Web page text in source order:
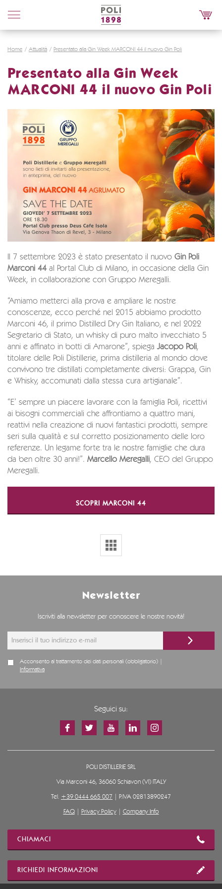
Poli
Distillerie
Home Attualità Presentato alla Gin Week MARCONI 44 il nuovo Gin Poli
Presentato alla Gin Week
MARCONI 44 il nuovo Gin Poli
Il 7 settembre 2023 è stato presentato il nuovo Gin Poli
Marconi 44al Portal Club di Milano, in occasione della Gin
Week, in collaborazione con Gruppo Meregalli.
“Amiamo metterci alla prova e ampliare le nostre
conoscenze, ecco perché nel 2015 abbiamo prodotto
Marconi 46, il primo Distilled Dry Gin Italiano, e nel 2022
Segretario di Stato, un whisky di puro malto invecchiato 5
anni e affinato in botti di Amarone”, spiega Jacopo Poli,
titolare delle Poli Distillerie, prima distilleria al mondo dove
convivono tre distillati completamente diversi: Grappa, Gin
e Whisky, accomunati dalla stessa cura artigianale”.
“E’ sempre un piacere lavorare con la famiglia Poli, ricettivi
ai bisogni commerciali che affrontiamo a quattro mani,
reattivi nella creazione di nuovi fantastici prodotti, sempre
seri sulla qualità e sul corretto posizionamento delle loro
referenze. Un legame forte tra le nostre famiglie che dura
da ben oltre 30 anni!”. Marcello Meregalli, CEO del Gruppo
Meregalli.
SCOPRI MARCONI 44
Newsletter
Iscriviti alla newsletter per conoscere le nostre novità!
Acconsento al trattamento dei dati personali (obbligatorio) |
Informativa
Seguici su:
POLI DISTILLERIE SRL
Via Marconi 46, 36060 Schiavon (VI) ITALY
Tel. +39 0444 665 007 | P.IVA 02813890247
FAQ| Privacy Policy| Company Info
CHIAMACI
RICHIEDI INFORMAZIONI